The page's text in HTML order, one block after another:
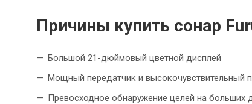
Причины купить сонар
Большой 21-дюймовый цветной дисплей
Мощный передатчик и высокочувствительный
Превосходное обнаружение целей на больших